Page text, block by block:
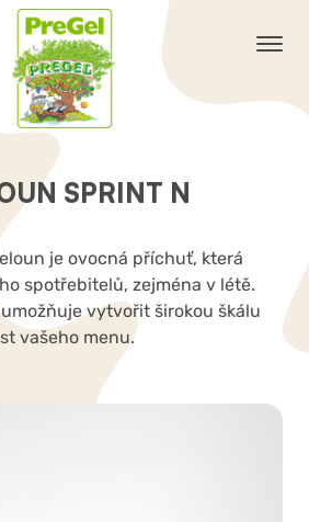
SPRINT N
je ovocná příchuť, která
spotřebitelů, zejména v létě.
vytvořit širokou škálu
vašeho menu.